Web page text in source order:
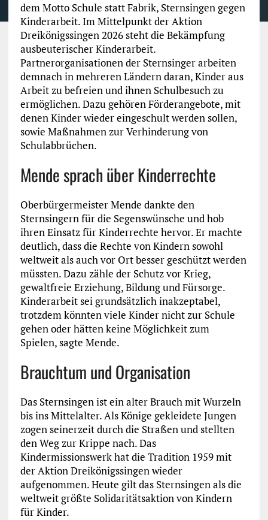
dem Motto Schule statt Fabrik, Sternsingen gegen
Kinderarbeit. Im Mittelpunkt der Aktion
Dreikönigssingen 2026 steht die Bekämpfung
ausbeuterischer Kinderarbeit.
Partnerorganisationen der Sternsinger arbeiten
demnach in mehreren Ländern daran, Kinder aus
Arbeit zu befreien und ihnen Schulbesuch zu
ermöglichen. Dazu gehören Förderangebote, mit
denen Kinder wieder eingeschult werden sollen,
sowie Maßnahmen zur Verhinderung von
Schulabbrüchen.
Mende sprach über Kinderrechte
Oberbürgermeister Mende dankte den
Sternsingern für die Segenswünsche und hob
ihren Einsatz für Kinderrechte hervor. Er machte
deutlich, dass die Rechte von Kindern sowohl
weltweit als auch vor Ort besser geschützt werden
müssten. Dazu zähle der Schutz vor Krieg,
gewaltfreie Erziehung, Bildung und Fürsorge.
Kinderarbeit sei grundsätzlich inakzeptabel,
trotzdem könnten viele Kinder nicht zur Schule
gehen oder hätten keine Möglichkeit zum
Spielen, sagte Mende.
Brauchtum und Organisation
Das Sternsingen ist ein alter Brauch mit Wurzeln
bis ins Mittelalter. Als Könige gekleidete Jungen
zogen seinerzeit durch die Straßen und stellten
den Weg zur Krippe nach. Das
Kindermissionswerk hat die Tradition 1959 mit
der Aktion Dreikönigssingen wieder
aufgenommen. Heute gilt das Sternsingen als die
weltweit größte Solidaritätsaktion von Kindern
für Kinder.